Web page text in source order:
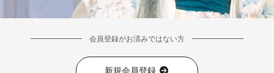
会員登録がお済みではない方
新規会員登録